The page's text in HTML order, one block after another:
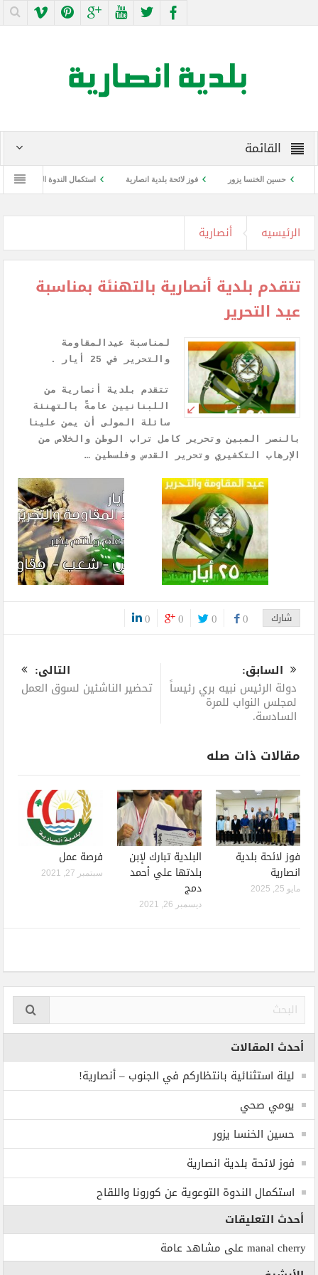
القائمة
حسين الخنسا يزور فوز لائحة بلدية انصارية استكمال الندوة التوعوية عن كورونا
الرئيسيه أنصارية
تتقدم بلدية أنصارية بالتهنئة بمناسبة
عيد التحرير
لمناسبة عيدالمقاومة
والتحرير في 25 أيار .
تتقدم بلدية أنصارية من
اللبنانيين عامةً بالتهنئة
سائلة المولى أن يمن علينا
بالنصر المبين وتحرير كامل تراب الوطن والخلاص من
الإرهاب التكفيري وتحرير القدس وفلسطين …
شارك 0
0
0
0
السابق:
دولة الرئيس نبيه بري رئيساً
لمجلس النواب للمرة
السادسة.
التالى:
تحضير الناشئين لسوق العمل
مقالات ذات صله
فوز لائحة بلدية
انصارية
مايو 25, 2025
البلدية تبارك لإبن
بلدتها علي أحمد
دمج
ديسمبر 26, 2021
فرصة عمل
سبتمبر 27, 2021
أحدث المقالات
ليلة استثنائية بانتظاركم في الجنوب – أنصارية!
يومي صحي
حسين الخنسا يزور
فوز لائحة بلدية انصارية
استكمال الندوة التوعوية عن كورونا واللقاح
أحدث التعليقات
manal cherry على مشاهد عامة